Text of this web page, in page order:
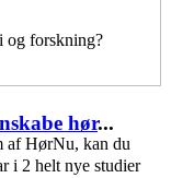
hør...
i 2 helt nye studier
og forskning?
af HørNu, kan du